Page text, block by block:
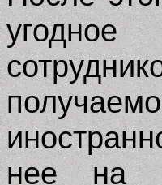
угодное
нее на